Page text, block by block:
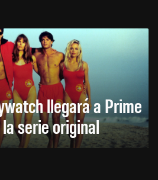
llegará a Prime
serie original